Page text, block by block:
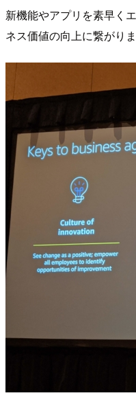
新機能やアプリを素早く
ネス価値の向上に繋がりま